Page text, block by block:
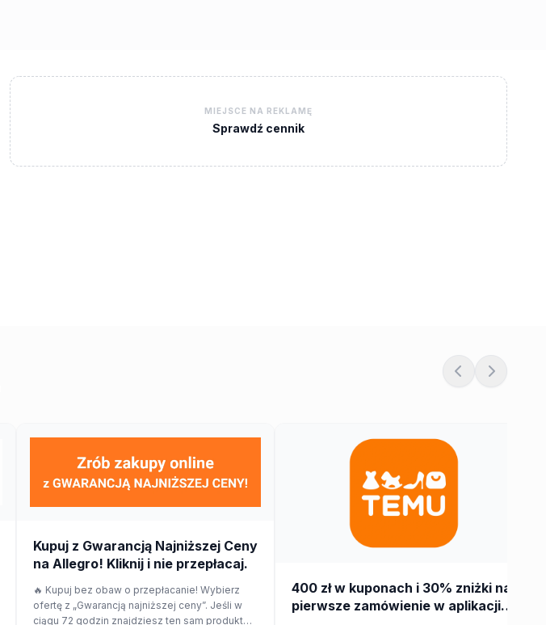
MIEJSCE NA REKLAMĘ
Sprawdź cennik
Kupuj z Gwarancją Najniższej Ceny
na Allegro! Kliknij i nie przepłacaj.
🔥 Kupuj bez obaw o przepłacanie! Wybierz
ofertę z „Gwarancją najniższej ceny”. Jeśli w
ciągu 72 godzin znajdziesz ten sam produkt
400 zł w kuponach i 30% zniżki na
pierwsze zamówienie w aplikacji